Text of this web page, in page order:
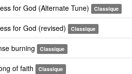
for God (Alternate Tune) Classique
for God (revised) Classique
burning Classique
of faith Classique